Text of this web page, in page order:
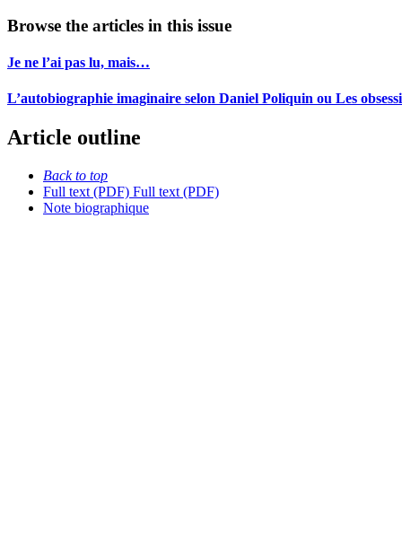
Browse the articles in this issue
Je ne l’ai pas lu, mais…
L’autobiographie imaginaire selon Daniel Poliquin ou Les
Article outline
Back to top
Full text (PDF) Full text (PDF)
Note biographique